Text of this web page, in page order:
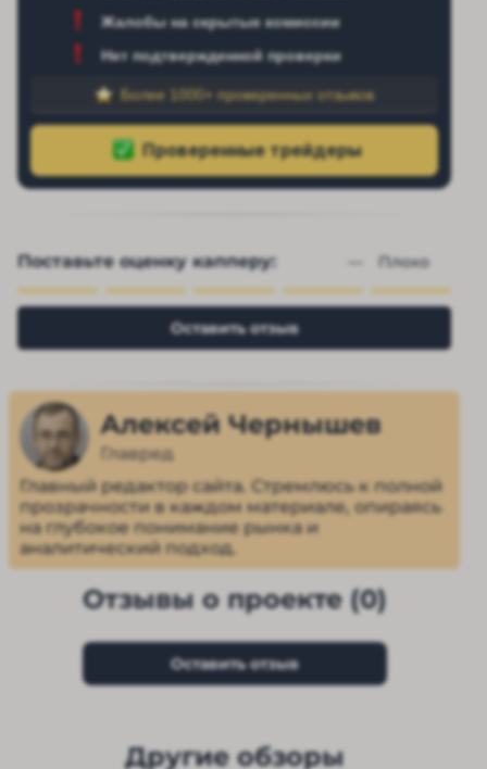
Жалобы на скрытые комиссии
Нет подтвержденной проверки
Более 1000+ проверенных отзывов
Поставьте оценку капперу: — Плохо
Оставить отзыв
Алексей Чернышев
Главред
Главный редактор сайта. Стремлюсь к полной
прозрачности в каждом материале, опираясь
на глубокое понимание рынка и
аналитический подход.
Отзывы о проекте (0)
Оставить отзыв
Другие обзоры